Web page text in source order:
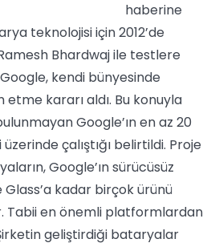
haberine
teknolojisi için 2012’de
Bhardwaj ile testlere
kendi bünyesinde
etme kararı aldı. Bu konuyla
Google’ın en az 20
çalıştığı belirtildi. Proje
Google’ın sürücüsüz
kadar birçok ürünü
Tabii en önemli platformlardan
geliştirdiği bataryalar